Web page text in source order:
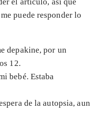
puede responder lo
depakine, por un
12.
bebé. Estaba
de la autopsia, aun